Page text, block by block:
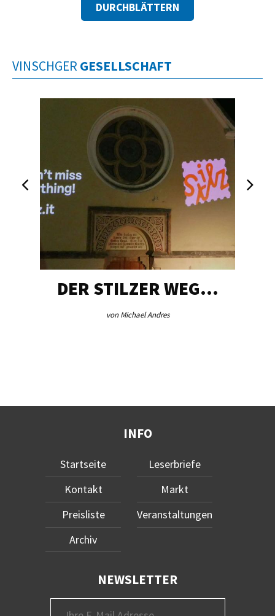
DURCHBLÄTTERN
VINSCHGER GESELLSCHAFT
DER STILZER WEG…
von Michael Andres
INFO
Startseite
Kontakt
Preisliste
Archiv
Leserbriefe
Markt
Veranstaltungen
NEWSLETTER